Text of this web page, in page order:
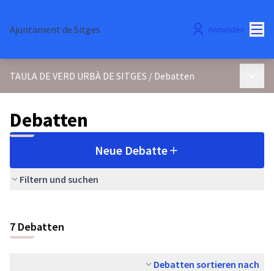
Ajuntament de Sitges Anmelden
TAULA DE VERD URBÀ DE SITGES / Debatten
Debatten
Neue Debatte
Filtern und suchen
7 Debatten
Debatten sortieren nach